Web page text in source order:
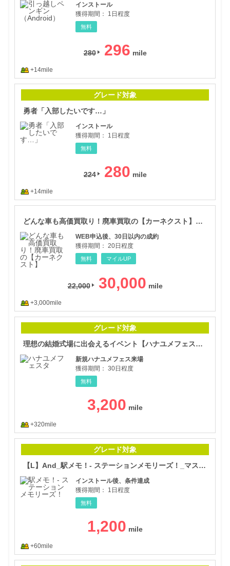
インストール
獲得期間：
1日程度
無料
280 296
+14mile
グレード対象
勇者「入部したいです…」
インストール
獲得期間：
1日程度
無料
224 280
+14mile
どんな車も高価買取り！廃車買取の【カーネクスト】申し込み促進
WEB申込後、30日以内の成約
獲得期間： 20日程度
無料 マイルUP
22,000 30,000
+3,000mile
グレード対象
理想の結婚式場に出会えるイベント【ハナユメフェスタ】
新規ハナユメフェス来場
獲得期間： 30日程度
無料
3,200
+320mile
グレード対象
【L】And_駅メモ！- ステーションメモリーズ！_マスターランク40達成
インストール後、条件達成
獲得期間：
1日程度
無料
1,200
+60mile